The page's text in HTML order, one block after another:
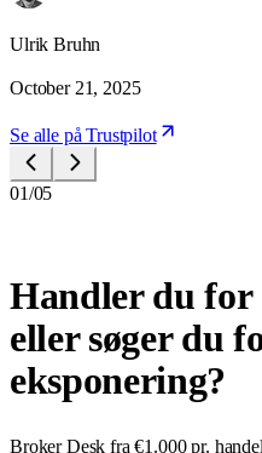
Ulrik Bruhn
October 21, 2025
Se alle på Trustpilot
01/05
Handler du
eller søger du
eksponering?
Broker Desk fra €1.000 pr.